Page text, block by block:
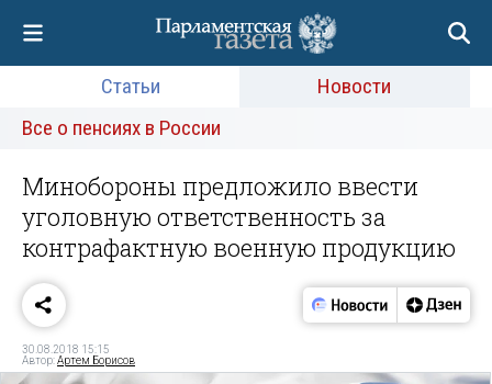
Статьи
Новости
Все о пенсиях в России
Минобороны предложило ввести
уголовную ответственность за
контрафактную военную продукцию
30.08.2018 15:15
Автор:Артем Борисов